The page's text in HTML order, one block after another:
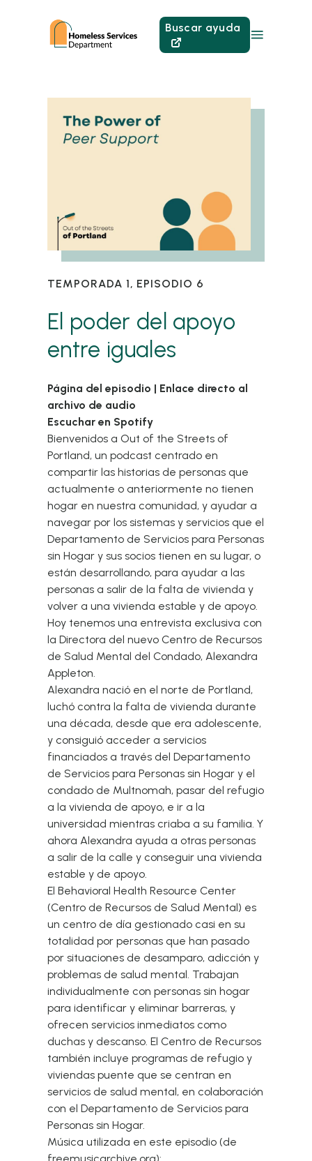
Buscar ayuda
TEMPORADA 1, EPISODIO 6
El poder del apoyo
entre iguales
Página del episodio | Enlace directo al
archivo de audio
Escuchar en Spotify
Bienvenidos a Out of the Streets of
Portland, un podcast centrado en
compartir las historias de personas que
actualmente o anteriormente no tienen
hogar en nuestra comunidad, y ayudar a
navegar por los sistemas y servicios que el
Departamento de Servicios para Personas
sin Hogar y sus socios tienen en su lugar, o
están desarrollando, para ayudar a las
personas a salir de la falta de vivienda y
volver a una vivienda estable y de apoyo.
Hoy tenemos una entrevista exclusiva con
la Directora del nuevo Centro de Recursos
de Salud Mental del Condado, Alexandra
Appleton.
Alexandra nació en el norte de Portland,
luchó contra la falta de vivienda durante
una década, desde que era adolescente,
y consiguió acceder a servicios
financiados a través del Departamento
de Servicios para Personas sin Hogar y el
condado de Multnomah, pasar del refugio
a la vivienda de apoyo, e ir a la
universidad mientras criaba a su familia. Y
ahora Alexandra ayuda a otras personas
a salir de la calle y conseguir una vivienda
estable y de apoyo.
El Behavioral Health Resource Center
(Centro de Recursos de Salud Mental) es
un centro de día gestionado casi en su
totalidad por personas que han pasado
por situaciones de desamparo, adicción y
problemas de salud mental. Trabajan
individualmente con personas sin hogar
para identificar y eliminar barreras, y
ofrecen servicios inmediatos como
duchas y descanso. El Centro de Recursos
también incluye programas de refugio y
viviendas puente que se centran en
servicios de salud mental, en colaboración
con el Departamento de Servicios para
Personas sin Hogar.
Música utilizada en este episodio (de